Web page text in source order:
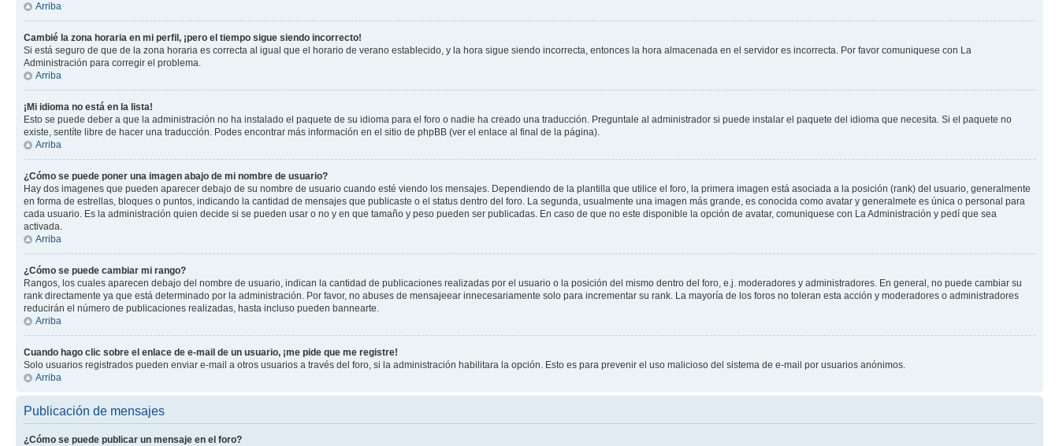
Arriba
Cambié la zona horaria en mi perfil, ¡pero el tiempo sigue siendo incorrecto!
Si está seguro de que de la zona horaria es correcta al igual que el horario de verano establecido, y la hora sigue siendo incorrecta, entonces la hora almacenada en el servidor es incorrecta. Por favor comuniquese con La
Administración para corregir el problema.
Arriba
¡Mi idioma no está en la lista!
Esto se puede deber a que la administración no ha instalado el paquete de su idioma para el foro o nadie ha creado una traducción. Preguntale al administrador si puede instalar el paquete del idioma que necesita. Si el paquete no
existe, sentíte libre de hacer una traducción. Podes encontrar más información en el sitio de phpBB (ver el enlace al final de la página).
Arriba
¿Cómo se puede poner una imagen abajo de mi nombre de usuario?
Hay dos imagenes que pueden aparecer debajo de su nombre de usuario cuando esté viendo los mensajes. Dependiendo de la plantilla que utilice el foro, la primera imagen está asociada a la posición (rank) del usuario, generalmente
en forma de estrellas, bloques o puntos, indicando la cantidad de mensajes que publicaste o el status dentro del foro. La segunda, usualmente una imagen más grande, es conocida como avatar y generalmete es única o personal para
cada usuario. Es la administración quien decide si se pueden usar o no y en que tamaño y peso pueden ser publicadas. En caso de que no este disponible la opción de avatar, comuniquese con La Administración y pedí que sea
activada.
Arriba
¿Cómo se puede cambiar mi rango?
Rangos, los cuales aparecen debajo del nombre de usuario, indican la cantidad de publicaciones realizadas por el usuario o la posición del mismo dentro del foro, e.j. moderadores y administradores. En general, no puede cambiar su
rank directamente ya que está determinado por la administración. Por favor, no abuses de mensajeear innecesariamente solo para incrementar su rank. La mayoría de los foros no toleran esta acción y moderadores o administradores
reducirán el número de publicaciones realizadas, hasta incluso pueden bannearte.
Arriba
Cuando hago clic sobre el enlace de e-mail de un usuario, ¡me pide que me registre!
Solo usuarios registrados pueden enviar e-mail a otros usuarios a través del foro, si la administración habilitara la opción. Esto es para prevenir el uso malicioso del sistema de e-mail por usuarios anónimos.
Arriba
Publicación de mensajes
¿Cómo se puede publicar un mensaje en el foro?